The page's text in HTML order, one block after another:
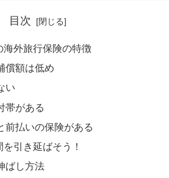
目次
海外旅行保険の特徴
償額は低め
い
帯がある
前払いの保険がある
引き延ばそう！
ばし方法